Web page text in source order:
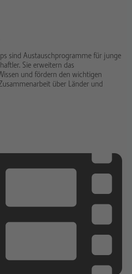
sind Austauschprogramme für junge
Sie erweitern das
und fördern den wichtigen
über Länder und